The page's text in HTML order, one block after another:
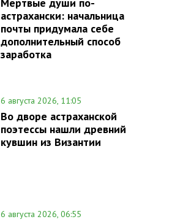
астрахански: начальница
почты придумала себе
дополнительный способ
заработка
6 августа 2026, 11:05
Во дворе астраханской
поэтессы нашли древний
кувшин из Византии
6 августа 2026, 06:55